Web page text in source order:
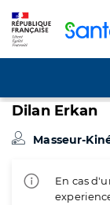
Dilan Erkan
Masseur-
En cas